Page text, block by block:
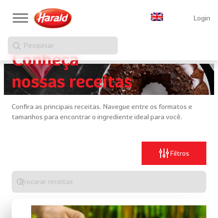
Login
Pesquisar
Conheça
nossas receitas
Confira as principais receitas. Navegue entre os formatos e
tamanhos para encontrar o ingrediente ideal para você.
Filtros
Digite
algo
para
realizar